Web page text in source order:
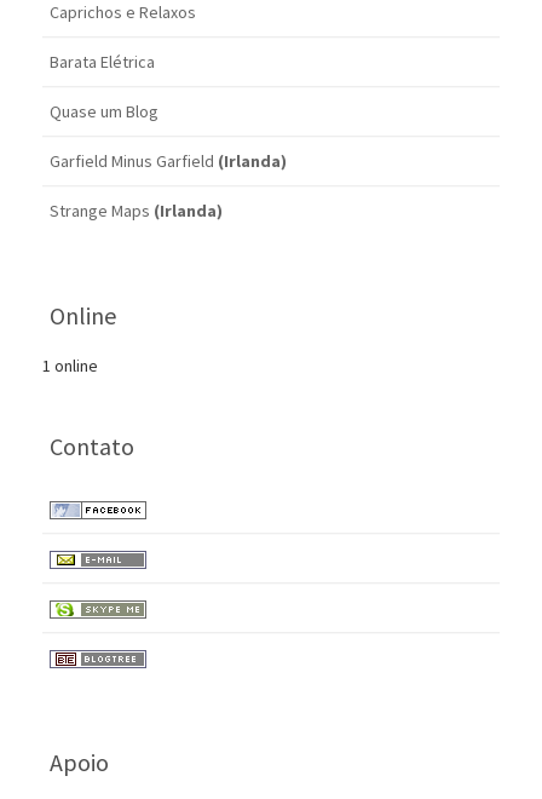
Caprichos e Relaxos
Barata Elétrica
Quase um Blog
Garfield Minus Garfield (Irlanda)
Strange Maps (Irlanda)
Online
1 online
Contato
Apoio